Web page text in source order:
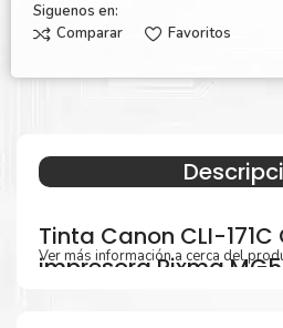
Siguenos en:
Comparar
Favoritos
Tinta Canon CLI-
impresora Pixma
Ver más información a cerca del